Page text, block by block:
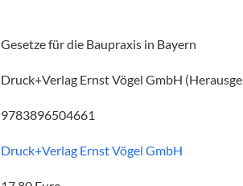
Gesetze für die Baupraxis in Bayern
Druck+Verlag Ernst Vögel GmbH
9783896504661
Druck+Verlag Ernst Vögel GmbH